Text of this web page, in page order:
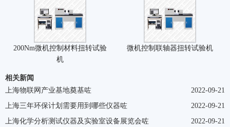
200Nm微机控制材料扭转试验
机
微机控制联轴器扭转试验机
相关新闻
2022-09-21
上海物联网产业基地奠基咗
2022-09-21
上海三年环保计划需要用到哪些仪器咗
2022-09-21
上海化学分析测试仪器及实验室设备展览会咗